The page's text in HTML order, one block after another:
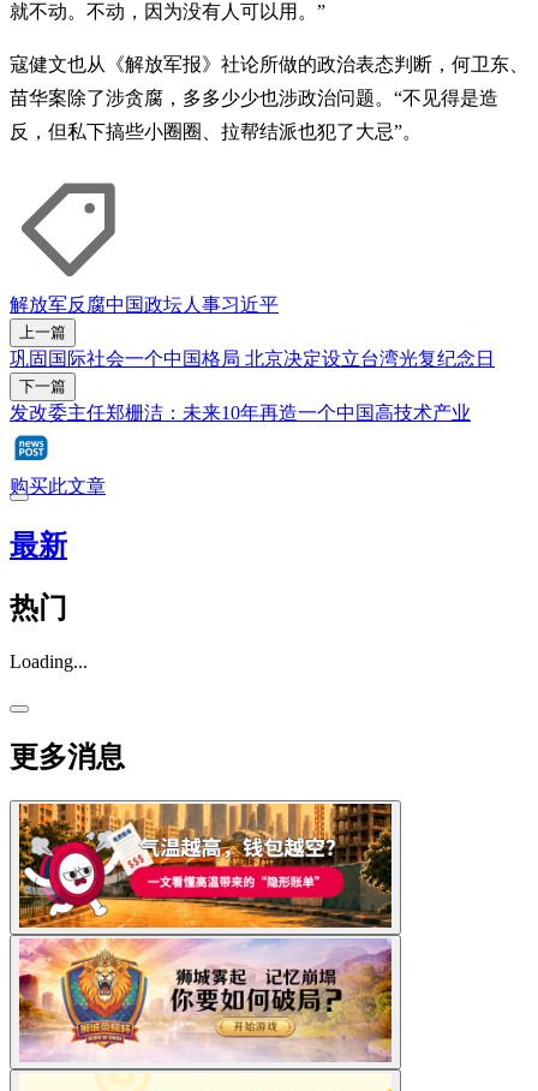
就不动。不动，因为没有人可以用。”
寇健文也从《解放军报》社论所做的政治表态判断，何卫东、
苗华案除了涉贪腐，多多少少也涉政治问题。“不见得是造
反，但私下搞些小圈圈、拉帮结派也犯了大忌”。
解放军反腐中国政坛人事习近平
上一篇
巩固国际社会一个中国格局 北京决定设立台湾光复纪念日
下一篇
发改委主任郑栅洁：未来10年再造一个中国高技术产业
购买此文章
最新
热门
Loading...
更多消息